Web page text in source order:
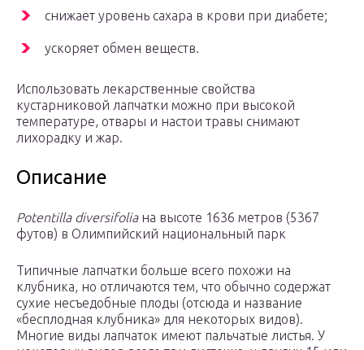
снижает уровень сахара в крови при диабете;
ускоряет обмен веществ.
Использовать лекарственные свойства
кустарниковой лапчатки можно при высокой
температуре, отвары и настои травы снимают
лихорадку и жар.
Описание
Potentilla diversifoliaна высоте 1636 метров (5367
футов) в Олимпийский национальный парк
Типичные лапчатки больше всего похожи на
клубника, но отличаются тем, что обычно содержат
сухие несъедобные плоды (отсюда и название
«бесплодная клубника» для некоторых видов).
Многие виды лапчаток имеют пальчатые листья. У